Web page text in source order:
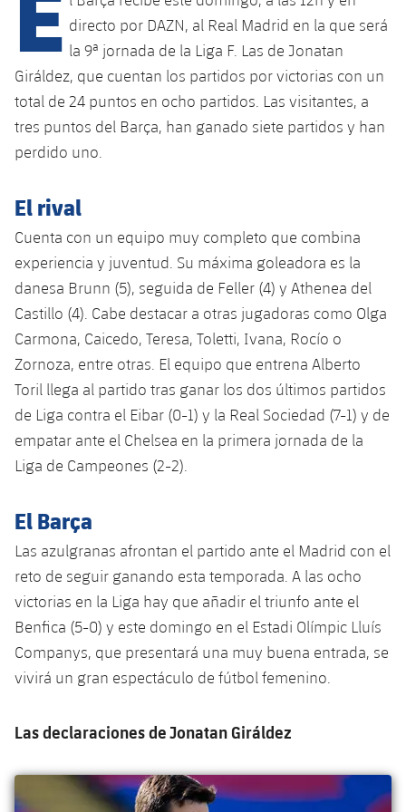
plusicon
más
Instalaciones
Spotify Camp Nou
Palau Blaugrana
Estadi Johan Cruyff
Barça Cafe
Ciutat Esportiva
La Masia
plusicon
más
Servicios
Servicios Médicos
Accesibilidad
plusicon
más
Acreditaciones
Instalaciones
SUB13
SUB12
SUB11 A
SUB10 A
SUB10 B
SUB9 A
SUB9 B
SUB8 A
SUB8 B
SUB13 B
SUB12 C
SUB11 C
Entradas
Gameday Shows
Resultados
Fotos
Historia
Palmarés
Base
Barça Atlètic
Junior
Infantil A
Infantil B
Mini
Campus Verano
PLUSICON
MÁS
Primer Equipo
plusicon
más
Actualidad
Calendario
Entradas
Resultados
Clasificaciones
Jugadores
Fotos
Historia
Palmarés
Barça Atlètic
plusicon
más
Actualidad
Calendario
Resultados
Clasificaciones
Jugadores
Base
plusicon
más
Actualidad
Juvenil
Cadete A
Cadete B
Infantil A
Infantil B
PLUSICON
MÁS
Primer equipo
plusicon
más
Actualidad
Calendario
Entradas
Clasificaciones
Jugadors
Fotos
plusicon
más
Actualidad
Calendario
Jugadores
Clasificaciones
Base
plusicon
más
Actualidad
Infantil
Alevín
Campus Verano
PLUSICON
MÁS
Primer equipo
plusicon
más
Actualidad
Calendario
Entradas
Resultados
Clasificaciones
Barça Atlètic
plusicon
más
Actualidad
Calendario
Resultados
Jugadores
Base
plusicon
más
Barça C
Junior
Información general
plusicon
más
directo por DAZN, al Real Madrid en la que será
la 9ª jornada de la Liga F. Las de Jonatan
Giráldez, que cuentan los partidos por victorias con un
total de 24 puntos en ocho partidos. Las visitantes, a
tres puntos del Barça, han ganado siete partidos y han
perdido uno.
El rival
Cuenta con un equipo muy completo que combina
experiencia y juventud. Su máxima goleadora es la
danesa Brunn (5), seguida de Feller (4) y Athenea del
Castillo (4). Cabe destacar a otras jugadoras como Olga
Carmona, Caicedo, Teresa, Toletti, Ivana, Rocío o
Zornoza, entre otras. El equipo que entrena Alberto
Toril llega al partido tras ganar los dos últimos partidos
de Liga contra el Eibar (0-1) y la Real Sociedad (7-1) y de
empatar ante el Chelsea en la primera jornada de la
Liga de Campeones (2-2).
El Barça
Las azulgranas afrontan el partido ante el Madrid con el
reto de seguir ganando esta temporada. A las ocho
victorias en la Liga hay que añadir el triunfo ante el
Benfica (5-0) y este domingo en el Estadi Olímpic Lluís
Companys, que presentará una muy buena entrada, se
vivirá un gran espectáculo de fútbol femenino.
Las declaraciones de Jonatan Giráldez